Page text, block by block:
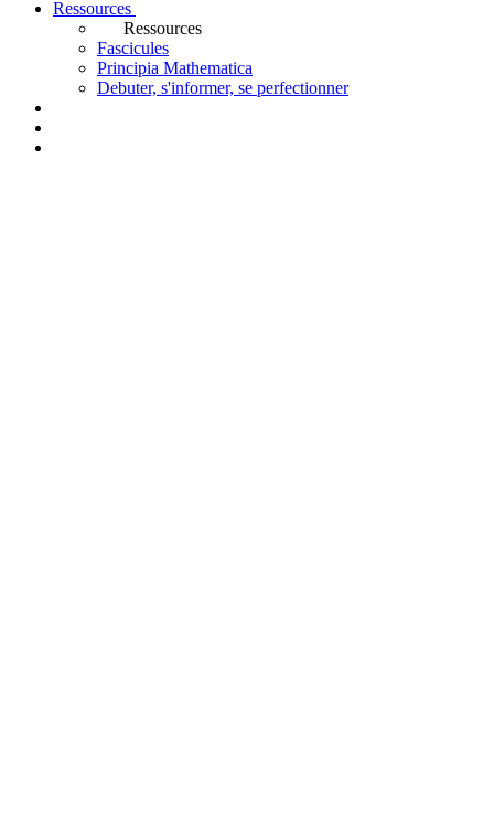
Ressources
Ressources
Fascicules
Principia Mathematica
Debuter, s'informer, se perfectionner